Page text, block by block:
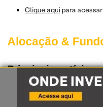
Clique aqui para
Alocação &
Principais notícias
Fundos Imobiliários